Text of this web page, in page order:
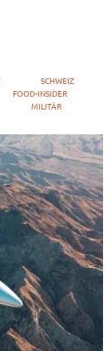
SCHWEIZ
FOOD-INSIDER
MILITÄR